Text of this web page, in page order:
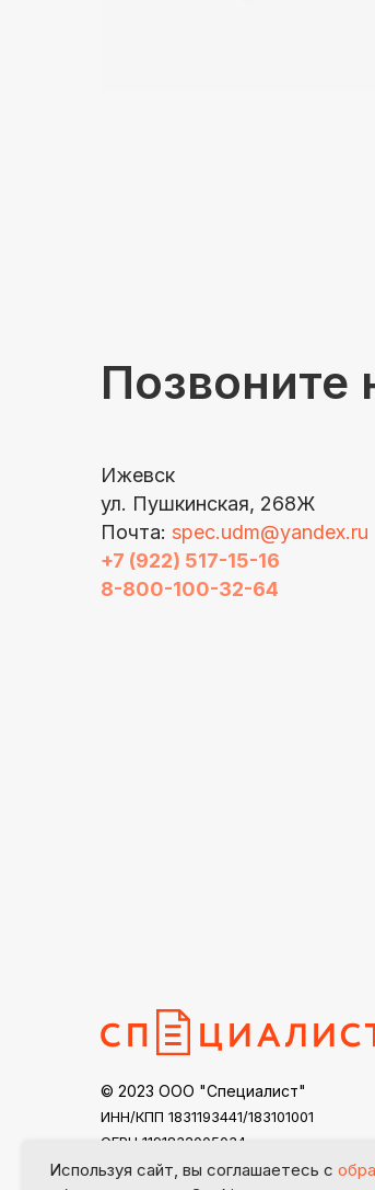
Позвоните
Ижевск
ул. Пушкинская, 268Ж
Почта: spec.udm@yandex.ru
+7 (922) 517-15-16
8-800-100-32-64
© 2023 ООО "Специалист"
ИНН/КПП 1831193441/183101001
ОГРН 1191832005034
specialist18@mail.ru
Используя сайт, вы соглашаетесь с